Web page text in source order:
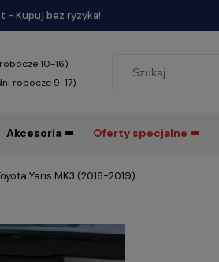
- Kupuj bez ryzyka!
10-16)
robocze 9-17)
Akcesoria Oferty specjalne
Yaris MK3 (2016-2019)